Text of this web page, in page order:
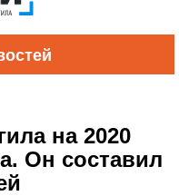
на 2020
Он составил